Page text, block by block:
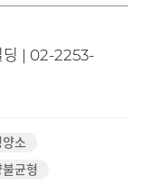
딩 | 02-2253-
소
균형